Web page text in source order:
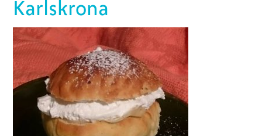
Temadagar
Karlskrona Vegoguide
Vegorecept
Ett fyrverkerifritt Karlskrona
Karlskrona